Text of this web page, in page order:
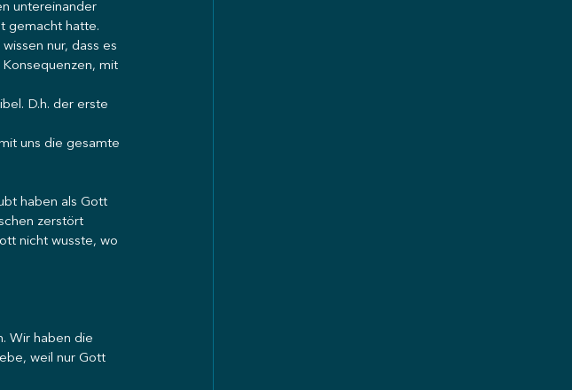
untereinander
gemacht hatte.
nur, dass es
mit
D.h. der erste
uns die gesamte
haben als Gott
zerstört
nicht wusste, wo
Wir haben die
weil nur Gott